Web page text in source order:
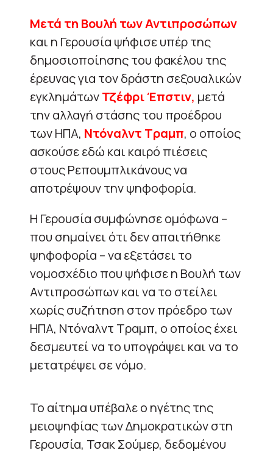
Μετά τη Βουλή των Αντιπροσώπων
και η Γερουσία ψήφισε υπέρ της
δημοσιοποίησης του φακέλου της
έρευνας για τον δράστη σεξουαλικών
εγκλημάτωνΤζέφρι Έπστιν, μετά
την αλλαγή στάσης του προέδρου
των ΗΠΑ, Ντόναλντ Τραμπ, ο οποίος
ασκούσε εδώ και καιρό πιέσεις
στους Ρεπουμπλικάνους να
αποτρέψουν την ψηφοφορία.
Η Γερουσία συμφώνησε ομόφωνα –
που σημαίνει ότι δεν απαιτήθηκε
ψηφοφορία – να εξετάσει το
νομοσχέδιο που ψήφισε η Βουλή των
Αντιπροσώπων και να το στείλει
χωρίς συζήτηση στον πρόεδρο των
ΗΠΑ, Ντόναλντ Τραμπ, ο οποίος έχει
δεσμευτεί να το υπογράψει και να το
μετατρέψει σε νόμο.
Το αίτημα υπέβαλε ο ηγέτης της
μειοψηφίας των Δημοκρατικών στη
Γερουσία, Τσακ Σούμερ, δεδομένου